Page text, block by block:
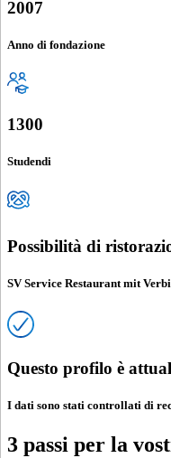
2007
Anno di fondazione
1300
Studendi
Possibilità di
SV Service Restaurant mit
Questo profilo è
I dati sono stati controllati di
3 passi per la